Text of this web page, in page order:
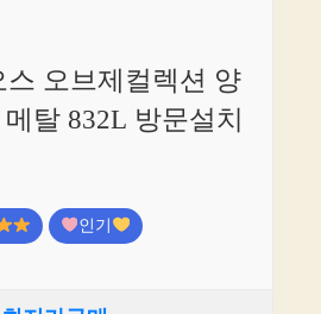
오브제컬렉션 양
탈 832L 방문설치
인기